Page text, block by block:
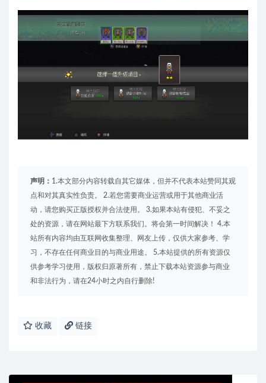
声明： 1.本文部分内容转载自其它媒体，但并不代表本站赞同其观
点和对其真实性负责。 2.若您需要商业运营或用于其他商业活
动，请您购买正版授权并合法使用。 3.如果本站有侵犯、不妥之
处的资源，请在网站最下方联系我们。将会第一时间解决！ 4.本
站所有内容均由互联网收集整理、网友上传，仅供大家参考、学
习，不存在任何商业目的与商业用途。 5.本站提供的所有资源仅
供参考学习使用，版权归原著所有，禁止下载本站资源参与商业
和非法行为，请在24小时之内自行删除!
收藏 链接